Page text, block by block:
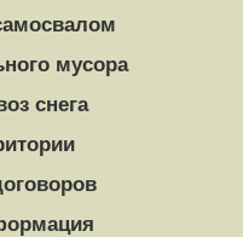
мусора
снега